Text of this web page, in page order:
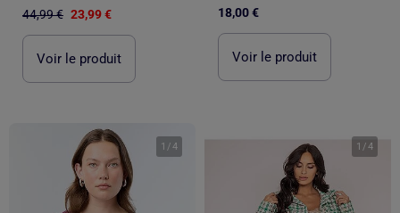
44,99 € 23,99 €
Voir le produit
18,00 €
Voir le produit
1 /4 1 /4